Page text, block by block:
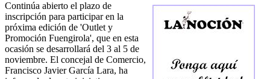
Continúa abierto el plazo de
inscripción para participar en la
próxima edición de 'Outlet y
Promoción Fuengirola', que en esta
ocasión se desarrollará del 3 al 5 de
noviembre. El concejal de Comercio,
Francisco Javier García Lara, ha